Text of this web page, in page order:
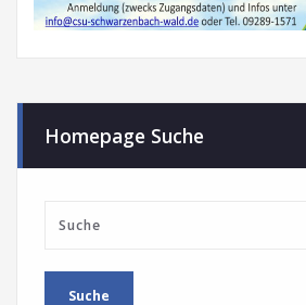
Homepage Suche